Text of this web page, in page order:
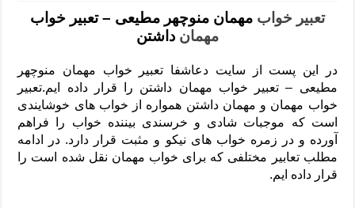
نماز حاجت برای کار گشایی- دعای رفع مشکلات و طلب حاجت
دعای رفع فقر و طلب رزق و روزی – آیه‌ جلب ثروت و برکت مال
لا حول ولا قوة الا بالله برای چشم زخم – دعای چشم زخم ماشاالله
دعای قوی رفع ترس – دعای مجرب برای آرامش قلب و رفع اضطراب
دعا برای پولدار شدن در یک روز – دعای ثروت حضرت سلیمان
تعبیر خواب مهمان منوچهر مطیعی – تعبیر خواب
مهمان داشتن
در این پست از سایت دعاشفا تعبیر خواب مهمان منوچهر
مطیعی – تعبیر خواب مهمان داشتن را قرار داده ایم.تعبیر
خواب مهمان و مهمان داشتن همواره از خواب های خوشایندی
است که موجبات شادی و خرسندی بیننده خواب را فراهم
آورده و در زمره خواب های نیکو و مثبت قرار دارد. در ادامه
مطلب تعابیر مختلفی که برای خواب مهمان نقل شده است را
قرار داده ایم.